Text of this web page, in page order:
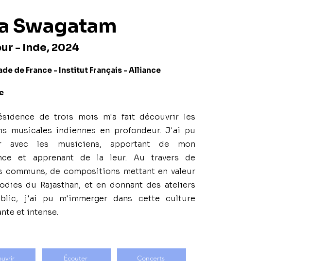
Swagatam
- Inde, 2024
de France - Institut Français - Alliance
de trois mois m'a fait découvrir les
musicales indiennes en profondeur. J'ai pu
avec les musiciens, apportant de mon
et apprenant de la leur. Au travers de
communs, de compositions mettant en valeur
du Rajasthan, et en donnant des ateliers
j'ai pu m'immerger dans cette culture
et intense.
Écouter Concerts